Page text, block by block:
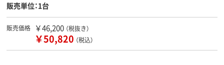
販売単位：1台
販売価格 ￥46,200 （税抜き）
￥50,820 （税込）